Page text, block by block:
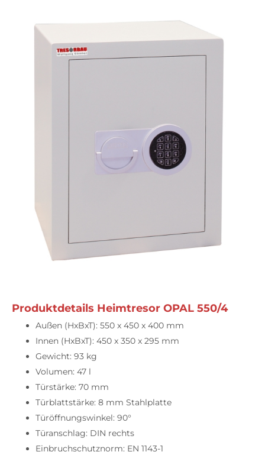
Produktdetails Heimtresor OPAL 550/4
Außen (HxBxT): 550 x 450 x 400 mm
Innen (HxBxT): 450 x 350 x 295 mm
Gewicht: 93 kg
Volumen: 47 l
Türstärke: 70 mm
Türblattstärke: 8 mm Stahlplatte
Türöffnungswinkel: 90°
Türanschlag: DIN rechts
Einbruchschutznorm: EN 1143-1